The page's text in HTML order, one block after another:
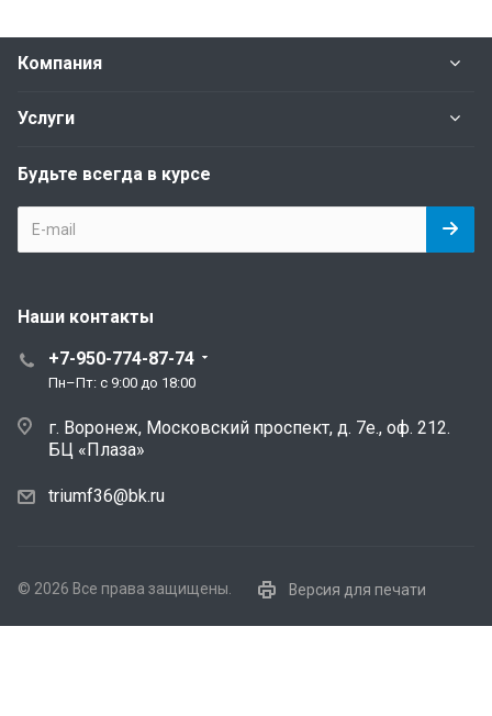
Компания
Услуги
Будьте всегда в курсе
Наши контакты
+7-950-774-87-74
Пн–Пт: с 9:00 до 18:00
г. Воронеж, Московский проспект, д. 7е., оф. 212.
БЦ «Плаза»
triumf36@bk.ru
© 2026 Все права защищены. Версия для печати